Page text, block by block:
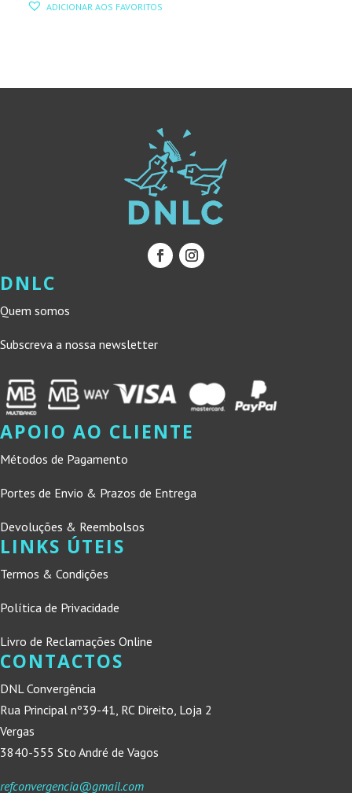
ADICIONAR AOS FAVORITOS
DNLC
Quem somos
Subscreva a nossa newsletter
APOIO AO CLIENTE
Métodos de Pagamento
Portes de Envio & Prazos de Entrega
Devoluções & Reembolsos
LINKS ÚTEIS
Termos & Condições
Política de Privacidade
Livro de Reclamações Online
CONTACTOS
DNL Convergência
Rua Principal nº39-41, RC Direito, Loja 2
Vergas
3840-555 Sto André de Vagos
refconvergencia@gmail.com